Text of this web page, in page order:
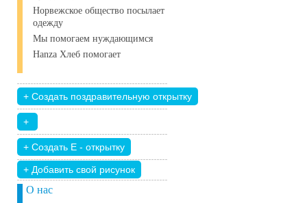
Норвежское общество посылает
одежду
Мы помогаем нуждающимся
Hanza Хлеб помогает
+ Добавить свой ​​рисунок
О нас